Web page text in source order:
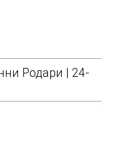
Родари | 24-